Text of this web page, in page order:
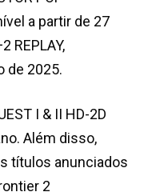
a partir de 27
REPLAY,
de 2025.
I & II HD-2D
Além disso,
títulos anunciados
2